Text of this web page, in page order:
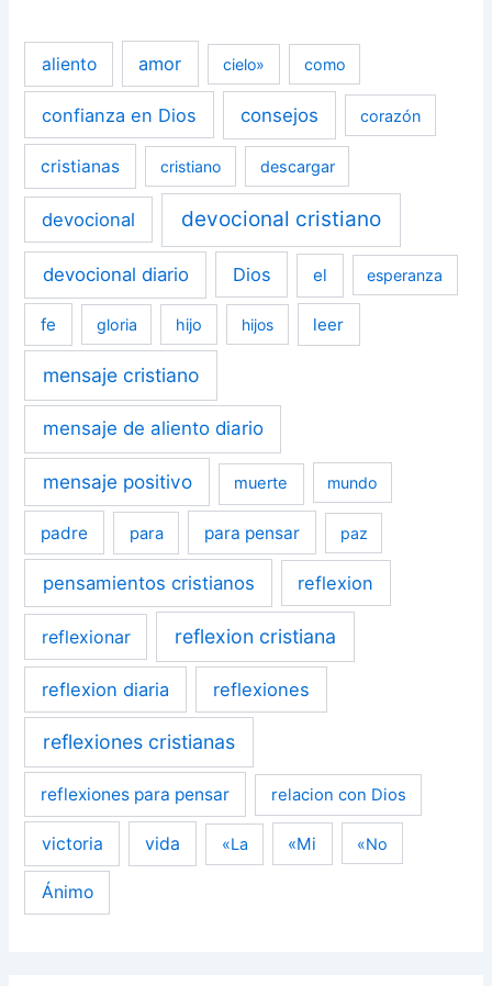
aliento amor cielo» como
confianza en Dios consejos corazón
cristianas cristiano descargar
devocional devocional cristiano
devocional diario Dios el esperanza
fe gloria hijo hijos leer
mensaje cristiano
mensaje de aliento diario
mensaje positivo muerte mundo
padre para para pensar paz
pensamientos cristianos reflexion
reflexionar reflexion cristiana
reflexion diaria reflexiones
reflexiones cristianas
reflexiones para pensar relacion con Dios
victoria vida «La «Mi «No
Ánimo